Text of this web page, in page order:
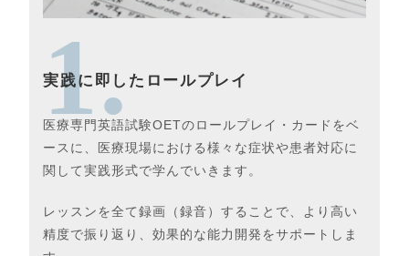
1.
実践に即したロールプレイ
医療専門英語試験OETのロールプレイ・カードをベ
ースに、医療現場における様々な症状や患者対応に
関して実践形式で学んでいきます。
レッスンを全て録画（録音）することで、より高い
精度で振り返り、効果的な能力開発をサポートしま